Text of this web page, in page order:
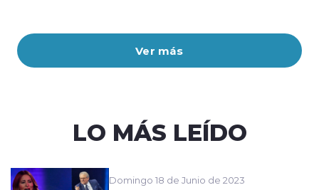
Ver más
LO MÁS LEÍDO
Domingo 18 de Junio de 2023